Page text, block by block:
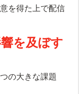
を得た上で配信
を及ぼす
の大きな課題